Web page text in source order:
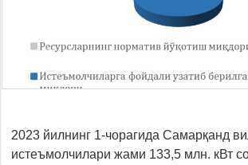
2023 йилнинг 1-чорагида Самарқанд
истеъмолчилари жами 133,5 млн. кВт